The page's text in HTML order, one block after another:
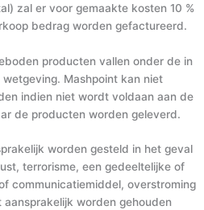
zal er voor gemaakte kosten 10 %
bedrag worden gefactureerd.
producten vallen onder de in
Mashpoint kan niet
indien niet wordt voldaan aan de
de producten worden geleverd.
worden gesteld in het geval
terrorisme, een gedeeltelijke of
communicatiemiddel, overstroming
worden gehouden